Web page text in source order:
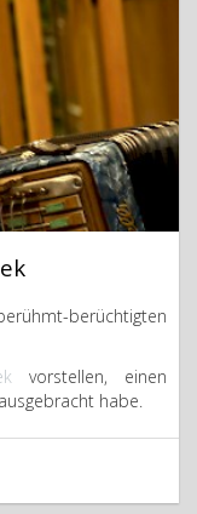
berüchtigten
vorstellen, einen
habe.